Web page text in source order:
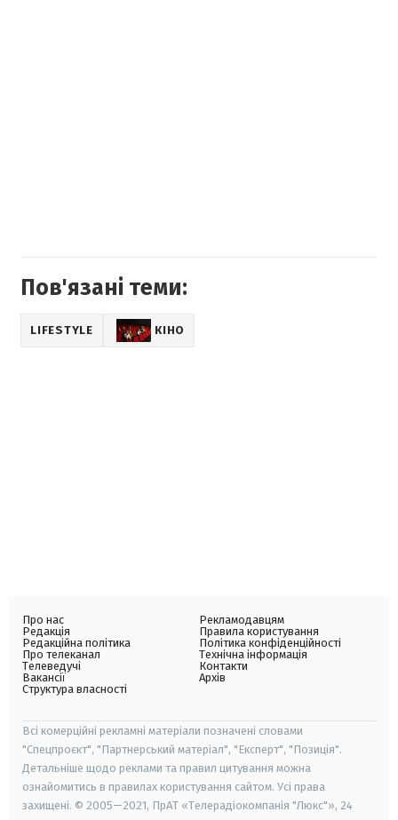
Пов'язані теми:
LIFESTYLE КІНО
Про нас
Редакція
Редакційна політика
Про телеканал
Телеведучі
Вакансії
Структура власності
Рекламодавцям
Правила користування
Політика конфіденційності
Технічна інформація
Контакти
Архів
Всі комерційні рекламні матеріали позначені словами
"Спецпроєкт", "Партнерський матеріал", "Експерт", "Позиція".
Детальніше щодо реклами та правил цитування можна
ознайомитись в правилах користування сайтом. Усі права
захищені. © 2005—2021, ПрАТ «Телерадіокомпанія "Люкс"», 24